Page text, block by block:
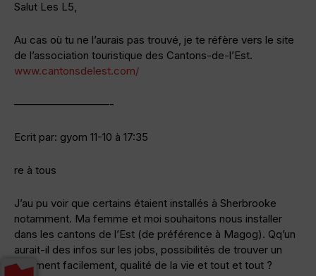
Salut Les L5,
Au cas où tu ne l’aurais pas trouvé, je te réfère vers le site
de l’association touristique des Cantons-de-l’Est.
www.cantonsdelest.com/
—————————-
Ecrit par: gyom 11-10 à 17:35
re à tous
J’au pu voir que certains étaient installés à Sherbrooke
notamment. Ma femme et moi souhaitons nous installer
dans les cantons de l’Est (de préférence à Magog). Qq’un
aurait-il des infos sur les jobs, possibilités de trouver un
logement facilement, qualité de la vie et tout et tout ?